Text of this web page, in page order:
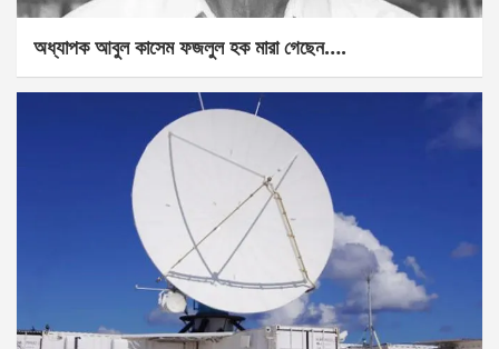
অধ্যাপক আবুল কাসেম ফজলুল হক মারা গেছেন….